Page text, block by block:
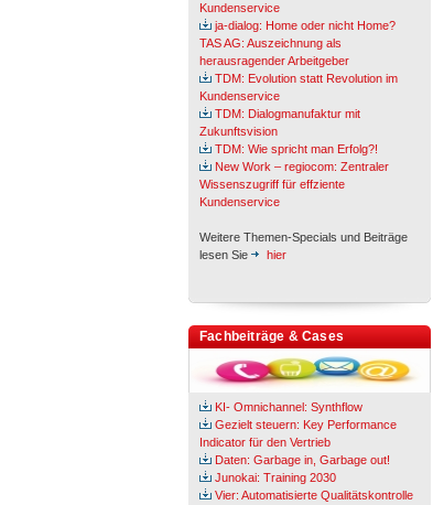
Kundenservice
ja-dialog: Home oder nicht Home?
TAS AG: Auszeichnung als
herausragender Arbeitgeber
TDM: Evolution statt Revolution im
Kundenservice
TDM: Dialogmanufaktur mit
Zukunftsvision
TDM: Wie spricht man Erfolg?!
New Work – regiocom: Zentraler
Wissenszugriff für effziente
Kundenservice
Weitere Themen-Specials und Beiträge
lesen Sie
hier
Fachbeiträge & Cases
KI- Omnichannel: Synthflow
Gezielt steuern: Key Performance
Indicator für den Vertrieb
Daten: Garbage in, Garbage out!
Junokai: Training 2030
Vier: Automatisierte Qualitätskontrolle